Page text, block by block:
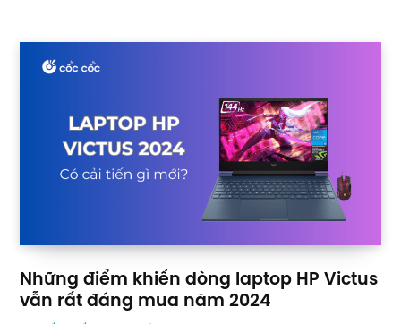
Những điểm khiến dòng laptop HP Victus
vẫn rất đáng mua năm 2024